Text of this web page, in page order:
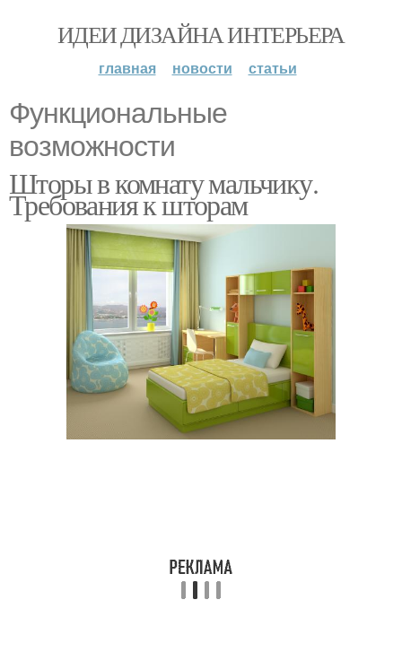
ИДЕИ ДИЗАЙНА ИНТЕРЬЕРА
главная новости статьи
Функциональные
возможности
Шторы в комнату мальчику.
Требования к шторам